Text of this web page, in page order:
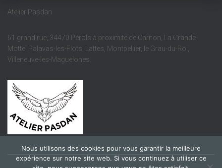
Atelier Pasdan
61 grand rue, 34470 Pérols à proximité de Carnon, La Grande-
Motte, Palavas-les-Flots, Lattes, Montpellier, le Grau-du-Roi,
Villeneuve-les-Maguelones.
Nous utilisons des cookies pour vous garantir la meilleure
expérience sur notre site web. Si vous continuez à utiliser ce